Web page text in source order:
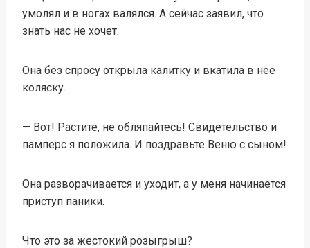
умолял и в ногах валялся. А сейчас заявил, что
знать нас не хочет.
Она без спросу открыла калитку и вкатила в нее
коляску.
— Вот! Растите, не обляпайтесь! Свидетельство и
памперс я положила. И поздравьте Веню с сыном!
Она разворачивается и уходит, а у меня начинается
приступ паники.
Что это за жестокий розыгрыш?